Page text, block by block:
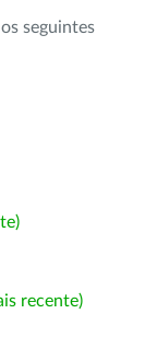
seguintes
recente)